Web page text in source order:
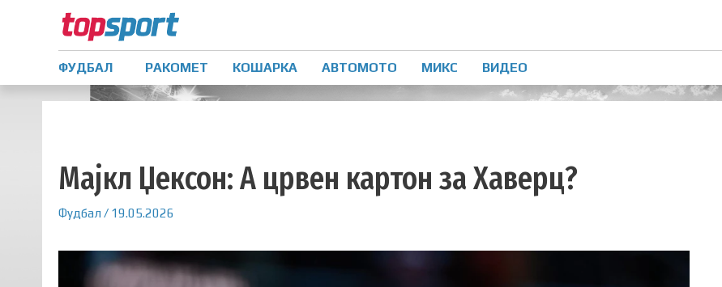
ФУДБАЛ РАКОМЕТ КОШАРКА АВТОМОТО МИКС ВИДЕО
Мајкл Џексон: А црвен картон за Хаверц?
Фудбал / 19.05.2026